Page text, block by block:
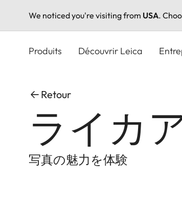
We noticed you're visiting from USA.
Produits Découvrir Leica
Retour
ライカ
写真の魅力を体験